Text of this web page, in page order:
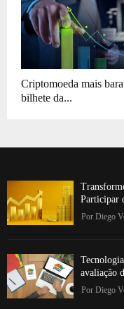
Criptomoeda mais
bilhete da...
Participar
Por Diego
avaliação
Por Diego